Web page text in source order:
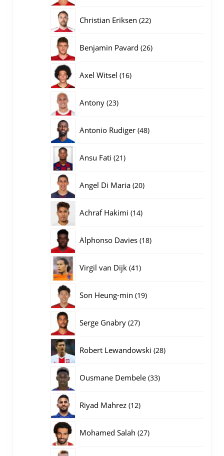
Christian Eriksen 2222
Benjamin Pavard 2626
Axel Witsel 1616
Antony 2323
Antonio Rudiger 4848
Ansu Fati 2121
Angel Di Maria 2020
Achraf Hakimi 1414
Alphonso Davies 1818
Virgil van Dijk 4141
Son Heung-min 1919
Serge Gnabry 2727
Robert Lewandowski 2828
Ousmane Dembele 3333
Riyad Mahrez 1212
Mohamed Salah 2727